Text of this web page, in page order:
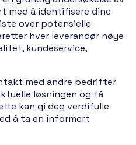
med å identifisere dine
over potensielle
hver leverandør nøye
kundeservice,
med andre bedrifter
løsningen og få
kan gi deg verdifulle
å ta en informert